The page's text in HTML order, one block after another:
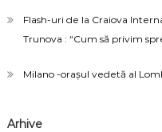
Flash-uri de la Craiova
Trunova : “Cum să privim
Milano -orașul vedetă al
Arhive